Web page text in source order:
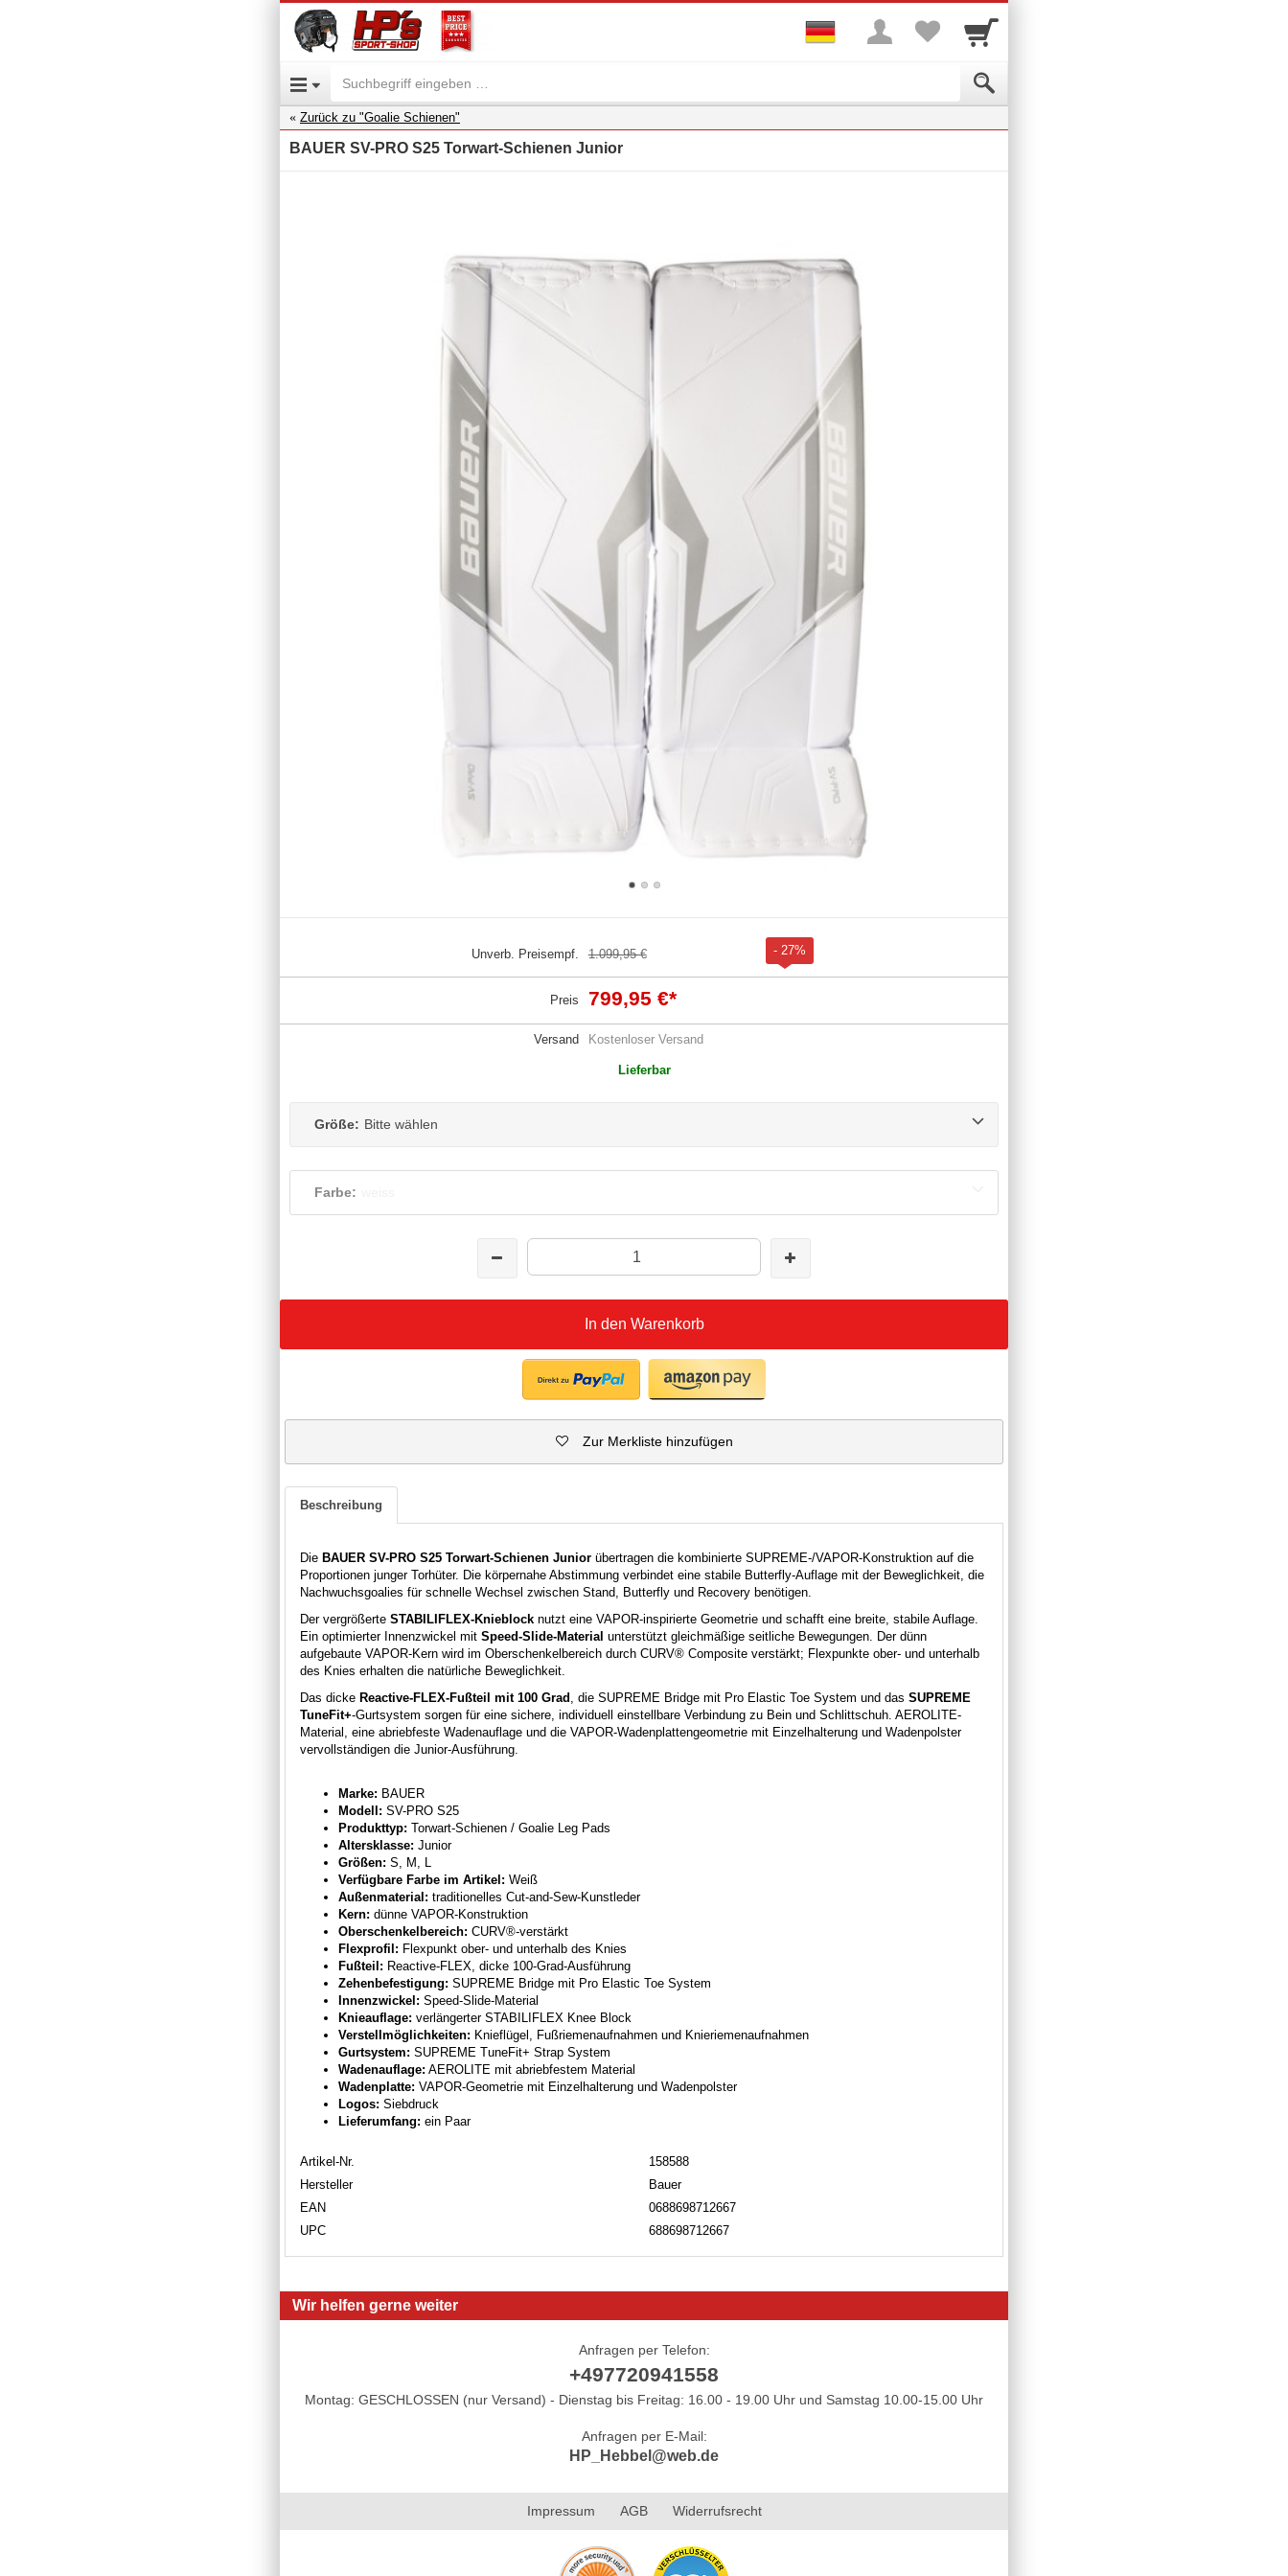
Zurück zu "Goalie Schienen"
BAUER SV-PRO S25 Torwart-Schienen Junior
Unverb. Preisempf. 1.099,95 € - 27%
Preis 799,95 €*
Versand Kostenloser Versand
Lieferbar
Größe: Bitte wählen
Farbe:
In den Warenkorb
Zur Merkliste hinzufügen
Beschreibung
Die BAUER SV-PRO S25 Torwart-Schienen Junior übertragen die kombinierte SUPREME-/VAPOR-Konstruktion auf die
Proportionen junger Torhüter. Die körpernahe Abstimmung verbindet eine stabile Butterfly-Auflage mit der Beweglichkeit, die
Nachwuchsgoalies für schnelle Wechsel zwischen Stand, Butterfly und Recovery benötigen.
Der vergrößerte STABILIFLEX-Knieblock nutzt eine VAPOR-inspirierte Geometrie und schafft eine breite, stabile Auflage.
Ein optimierter Innenzwickel mit Speed-Slide-Material unterstützt gleichmäßige seitliche Bewegungen. Der dünn
aufgebaute VAPOR-Kern wird im Oberschenkelbereich durch CURV® Composite verstärkt; Flexpunkte ober- und unterhalb
des Knies erhalten die natürliche Beweglichkeit.
Das dicke Reactive-FLEX-Fußteil mit 100 Grad , die SUPREME Bridge mit Pro Elastic Toe System und das SUPREME
TuneFit+-Gurtsystem sorgen für eine sichere, individuell einstellbare Verbindung zu Bein und Schlittschuh. AEROLITE-
Material, eine abriebfeste Wadenauflage und die VAPOR-Wadenplattengeometrie mit Einzelhalterung und Wadenpolster
vervollständigen die Junior-Ausführung.
Marke: BAUER
Modell: SV-PRO S25
Produkttyp: Torwart-Schienen / Goalie Leg Pads
Altersklasse: Junior
Größen: S, M, L
Verfügbare Farbe im Artikel: Weiß
Außenmaterial: traditionelles Cut-and-Sew-Kunstleder
Kern: dünne VAPOR-Konstruktion
Oberschenkelbereich: CURV®-verstärkt
Flexprofil: Flexpunkt ober- und unterhalb des Knies
Fußteil: Reactive-FLEX, dicke 100-Grad-Ausführung
Zehenbefestigung: SUPREME Bridge mit Pro Elastic Toe System
Innenzwickel: Speed-Slide-Material
Knieauflage: verlängerter STABILIFLEX Knee Block
Verstellmöglichkeiten: Knieflügel, Fußriemenaufnahmen und Knieriemenaufnahmen
Gurtsystem: SUPREME TuneFit+ Strap System
Wadenauflage: AEROLITE mit abriebfestem Material
Wadenplatte: VAPOR-Geometrie mit Einzelhalterung und Wadenpolster
Logos: Siebdruck
Lieferumfang: ein Paar
Artikel-Nr.
158588
Hersteller
Bauer
EAN
0688698712667
UPC
688698712667
Wir helfen gerne weiter
Anfragen per Telefon:
+497720941558
Montag: GESCHLOSSEN (nur Versand) - Dienstag bis Freitag: 16.00 - 19.00 Uhr und Samstag 10.00-15.00 Uhr
Anfragen per E-Mail:
HP_Hebbel@web.de
Impressum AGB Widerrufsrecht